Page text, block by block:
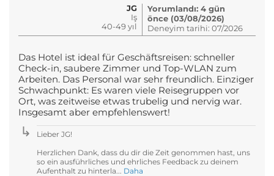
JG
Iş
40-49 yıl
Yorumlandı: 4 gün
önce (03/08/2026)
Deneyim tarihi: 07/2026
Das Hotel ist ideal für Geschäftsreisen: schneller
Check-in, saubere Zimmer und Top-WLAN zum
Arbeiten. Das Personal war sehr freundlich. Einziger
Schwachpunkt: Es waren viele Reisegruppen vor
Ort, was zeitweise etwas trubelig und nervig war.
Insgesamt aber empfehlenswert!
Lieber JG!
Herzlichen Dank, dass du dir die Zeit genommen hast, uns
so ein ausführliches und ehrliches Feedback zu deinem
Aufenthalt zu hinterla... Daha